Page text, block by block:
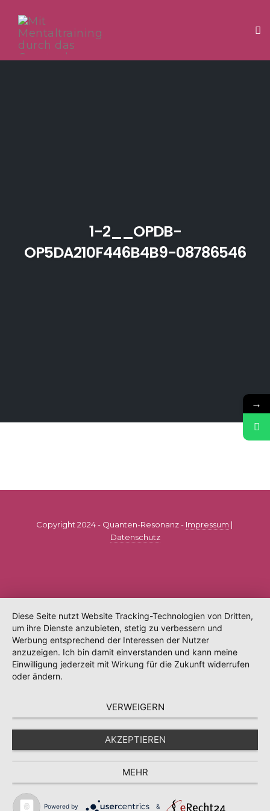
1-2__OPDB-
OP5DA210F446B4B9-08786546
Copyright 2024 - Quanten-Resonanz - Impressum |
Datenschutz
→
Diese Seite nutzt Website Tracking-Technologien von Dritten,
um ihre Dienste anzubieten, stetig zu verbessern und
Werbung entsprechend der Interessen der Nutzer
anzuzeigen. Ich bin damit einverstanden und kann meine
Einwilligung jederzeit mit Wirkung für die Zukunft widerrufen
oder ändern.
VERWEIGERN
AKZEPTIEREN
MEHR
Powered by &